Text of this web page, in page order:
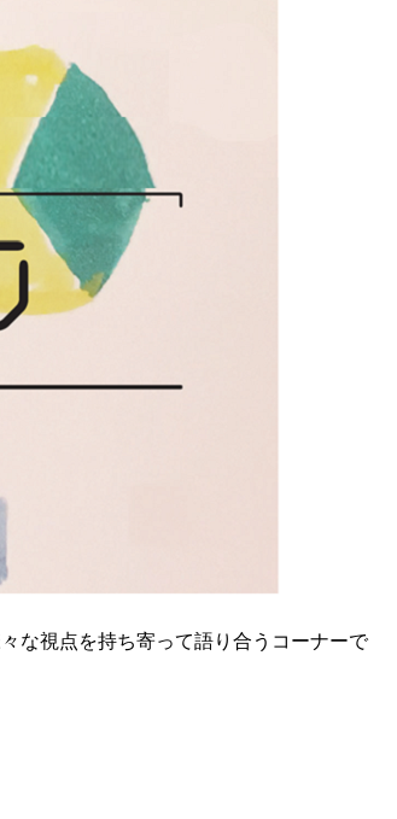
な視点を持ち寄って語り合うコーナーで